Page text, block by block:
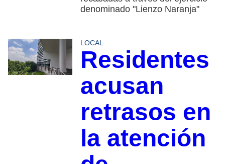
denominado "Lienzo Naranja"
LOCAL
Residentes
acusan
retrasos en
la atención